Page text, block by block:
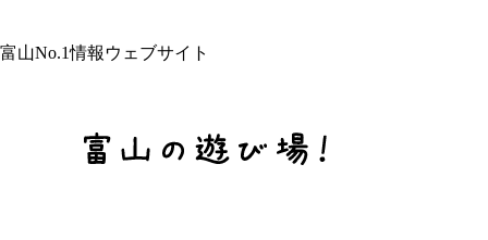
富山No.1情報ウェブサイト